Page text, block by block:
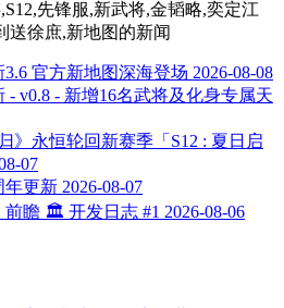
先锋服,新武将,金韬略,奕定江
送徐庶,新地图的新闻
3.6 官方新地图深海登场 2026-08-08
- v0.8 - 新增16名武将及化身专属天
》永恒轮回新赛季「S12 : 夏日启
07
年更新 2026-08-07
前瞻 🏛️ 开发日志 #1 2026-08-06